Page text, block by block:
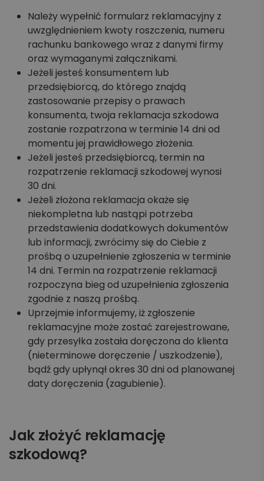
Należy wypełnić formularz reklamacyjny z
uwzględnieniem kwoty roszczenia, numeru
rachunku bankowego wraz z danymi firmy
oraz wymaganymi załącznikami.
Jeżeli jesteś konsumentem lub
przedsiębiorcą, do którego znajdą
zastosowanie przepisy o prawach
konsumenta, twoja reklamacja szkodowa
zostanie rozpatrzona w terminie 14 dni od
momentu jej prawidłowego złożenia.
Jeżeli jesteś przedsiębiorcą, termin na
rozpatrzenie reklamacji szkodowej wynosi
30 dni.
Jeżeli złożona reklamacja okaże się
niekompletna lub nastąpi potrzeba
przedstawienia dodatkowych dokumentów
lub informacji, zwrócimy się do Ciebie z
prośbą o uzupełnienie zgłoszenia w terminie
14 dni. Termin na rozpatrzenie reklamacji
rozpoczyna bieg od uzupełnienia zgłoszenia
zgodnie z naszą prośbą.
Uprzejmie informujemy, iż zgłoszenie
reklamacyjne może zostać zarejestrowane,
gdy przesyłka została doręczona do klienta
(nieterminowe doręczenie / uszkodzenie),
bądź gdy upłynął okres 30 dni od planowanej
daty doręczenia (zagubienie).
Jak złożyć reklamację
szkodową?